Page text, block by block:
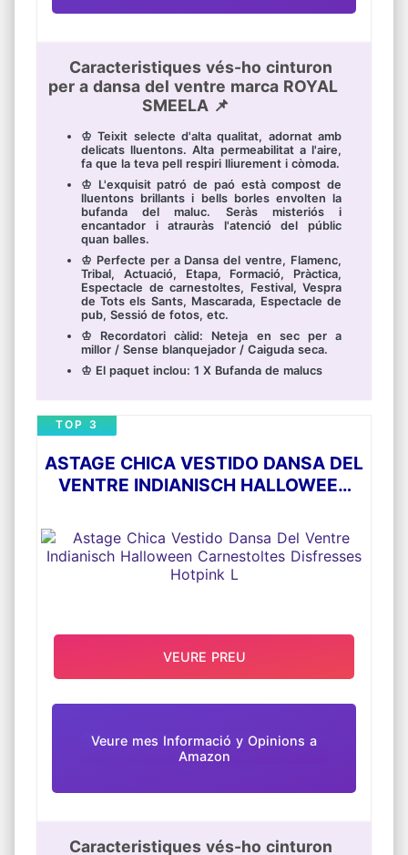
Caracteristiques vés-ho cinturon
per a dansa del ventre marca ROYAL
SMEELA 📌
♔ Teixit selecte d'alta qualitat, adornat amb
delicats lluentons. Alta permeabilitat a l'aire,
fa que la teva pell respiri lliurement i còmoda.
♔ L'exquisit patró de paó està compost de
lluentons brillants i bells borles envolten la
bufanda del maluc. Seràs misteriós i
encantador i atrauràs l'atenció del públic
quan balles.
♔ Perfecte per a Dansa del ventre, Flamenc,
Tribal, Actuació, Etapa, Formació, Pràctica,
Espectacle de carnestoltes, Festival, Vespra
de Tots els Sants, Mascarada, Espectacle de
pub, Sessió de fotos, etc.
♔ Recordatori càlid: Neteja en sec per a
millor / Sense blanquejador / Caiguda seca.
♔ El paquet inclou: 1 X Bufanda de malucs
ASTAGE CHICA VESTIDO DANSA DEL
VENTRE INDIANISCH HALLOWEEN
HOTPINK L
TOP 3
Veure mes Informació y Opinions a
Amazon
Caracteristiques vés-ho cinturon
VEURE PREU